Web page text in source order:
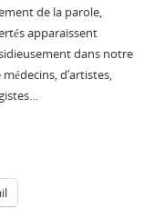
de la parole,
apparaissent
dans notre
d’artistes,